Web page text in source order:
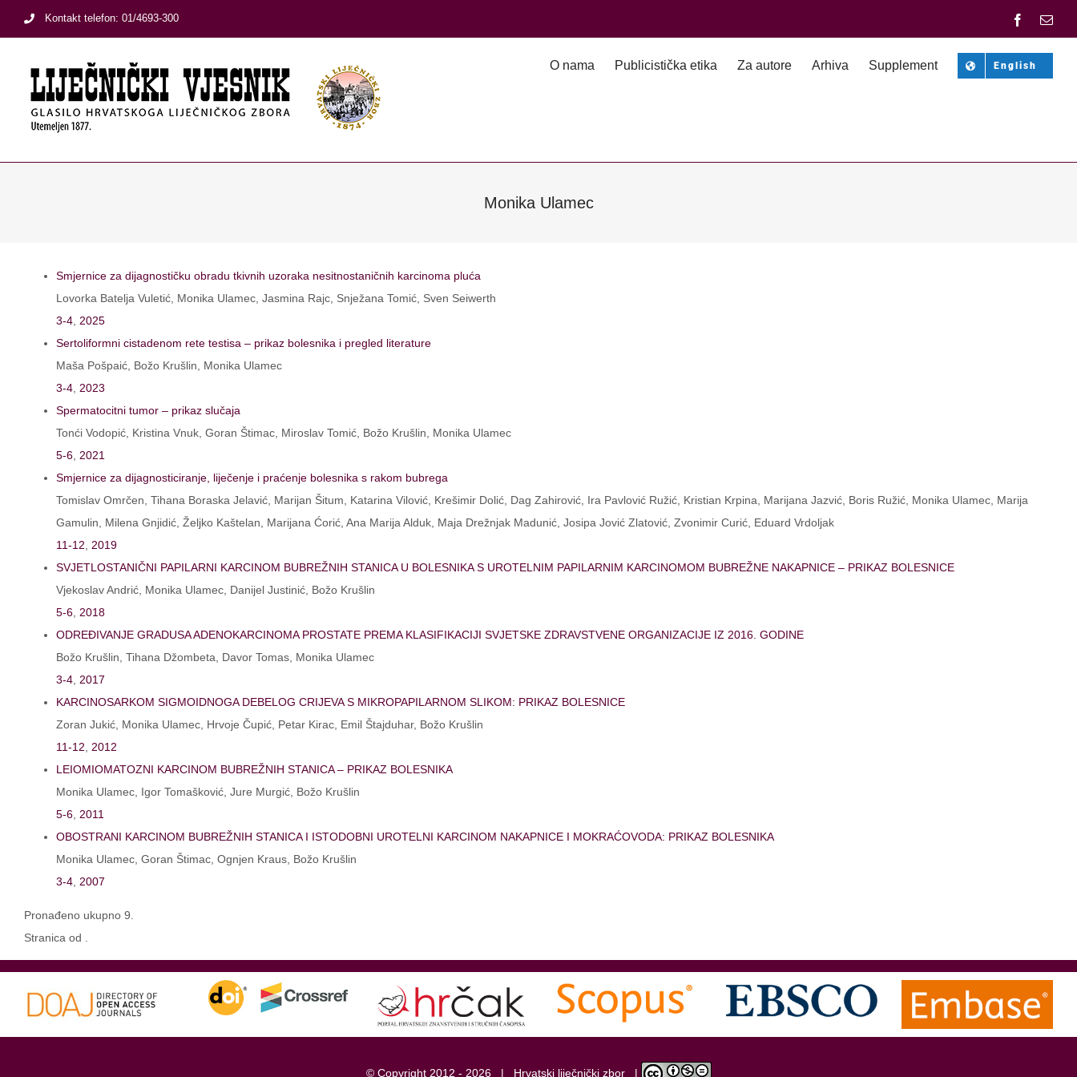
Kontakt telefon: 01/4693-300 Facebook
O nama Publicistička etika Za autore Arhiva Supplement English
Monika Ulamec
Smjernice za dijagnostičku obradu tkivnih uzoraka nesitnostaničnih karcinoma pluća
Lovorka Batelja Vuletić, Monika Ulamec, Jasmina Rajc, Snježana Tomić, Sven Seiwerth
3-4, 2025
Sertoliformni cistadenom rete testisa – prikaz bolesnika i pregled literature
Maša Pošpaić, Božo Krušlin, Monika Ulamec
3-4, 2023
Spermatocitni tumor – prikaz slučaja
Tonći Vodopić, Kristina Vnuk, Goran Štimac, Miroslav Tomić, Božo Krušlin, Monika Ulamec
5-6, 2021
Smjernice za dijagnosticiranje, liječenje i praćenje bolesnika s rakom bubrega
Tomislav Omrčen, Tihana Boraska Jelavić, Marijan Šitum, Katarina Vilović, Krešimir Dolić, Dag Zahirović, Ira Pavlović Ružić, Kristian Krpina, Marijana Jazvić, Boris Ružić, Monika Ulamec, Marija
Gamulin, Milena Gnjidić, Željko Kaštelan, Marijana Ćorić, Ana Marija Alduk, Maja Drežnjak Madunić, Josipa Jović Zlatović, Zvonimir Curić, Eduard Vrdoljak
11-12, 2019
SVJETLOSTANIČNI PAPILARNI KARCINOM BUBREŽNIH STANICA U BOLESNIKA S UROTELNIM PAPILARNIM KARCINOMOM BUBREŽNE NAKAPNICE – PRIKAZ BOLESNICE
Vjekoslav Andrić, Monika Ulamec, Danijel Justinić, Božo Krušlin
5-6, 2018
ODREĐIVANJE GRADUSA ADENOKARCINOMA PROSTATE PREMA KLASIFIKACIJI SVJETSKE ZDRAVSTVENE ORGANIZACIJE IZ 2016. GODINE
Božo Krušlin, Tihana Džombeta, Davor Tomas, Monika Ulamec
3-4, 2017
KARCINOSARKOM SIGMOIDNOGA DEBELOG CRIJEVA S MIKROPAPILARNOM SLIKOM: PRIKAZ BOLESNICE
Zoran Jukić, Monika Ulamec, Hrvoje Čupić, Petar Kirac, Emil Štajduhar, Božo Krušlin
11-12, 2012
LEIOMIOMATOZNI KARCINOM BUBREŽNIH STANICA – PRIKAZ BOLESNIKA
Monika Ulamec, Igor Tomašković, Jure Murgić, Božo Krušlin
5-6, 2011
OBOSTRANI KARCINOM BUBREŽNIH STANICA I ISTODOBNI UROTELNI KARCINOM NAKAPNICE I MOKRAĆOVODA: PRIKAZ BOLESNIKA
Monika Ulamec, Goran Štimac, Ognjen Kraus, Božo Krušlin
3-4, 2007
Pronađeno ukupno 9.
Stranica od .
© Copyright 2012 - 2026 | Hrvatski liječnički zbor|